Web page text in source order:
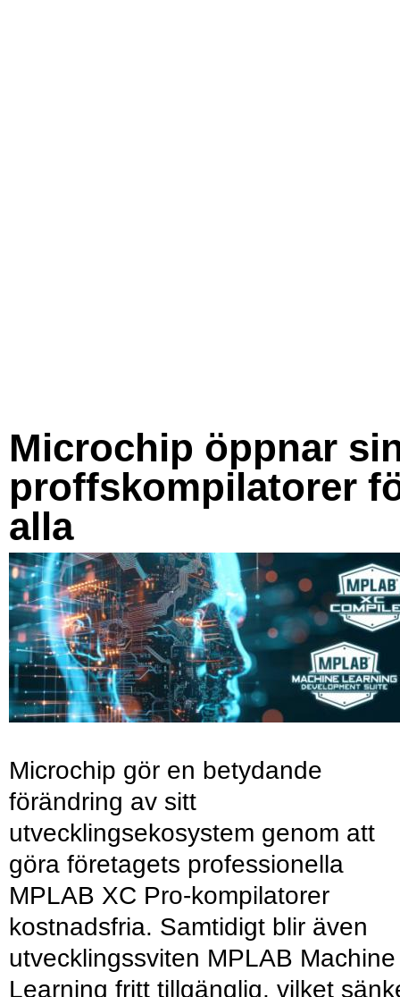
Microchip öppnar
proffskompilatorer
alla
Microchip gör en betydande
förändring av sitt
utvecklingsekosystem genom att
göra företagets professionella
MPLAB XC Pro-kompilatorer
kostnadsfria. Samtidigt blir även
utvecklingssviten MPLAB Machine
Learning fritt tillgänglig, vilket